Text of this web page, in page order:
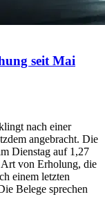
seit Mai
nach einer
angebracht. Die
Dienstag auf 1,27
von Erholung, die
einem letzten
Belege sprechen